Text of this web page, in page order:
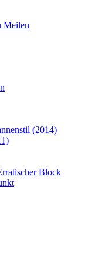
(2014)
Block